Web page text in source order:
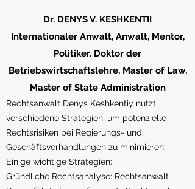
Dr. DENYS V. KESHKENTII
Internationaler Anwalt, Anwalt, Mentor,
Politiker. Doktor der
Betriebswirtschaftslehre, Master of Law,
Master of State Administration
Rechtsanwalt Denys Keshkentiy nutzt
verschiedene Strategien, um potenzielle
Rechtsrisiken bei Regierungs- und
Geschäftsverhandlungen zu minimieren.
Einige wichtige Strategien:
Gründliche Rechtsanalyse: Rechtsanwalt